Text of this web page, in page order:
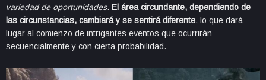
variedad de oportunidades. El área circundante, dependiendo de
las circunstancias, cambiará y se sentirá diferente, lo que dará
lugar al comienzo de intrigantes eventos que ocurrirán
secuencialmente y con cierta probabilidad.